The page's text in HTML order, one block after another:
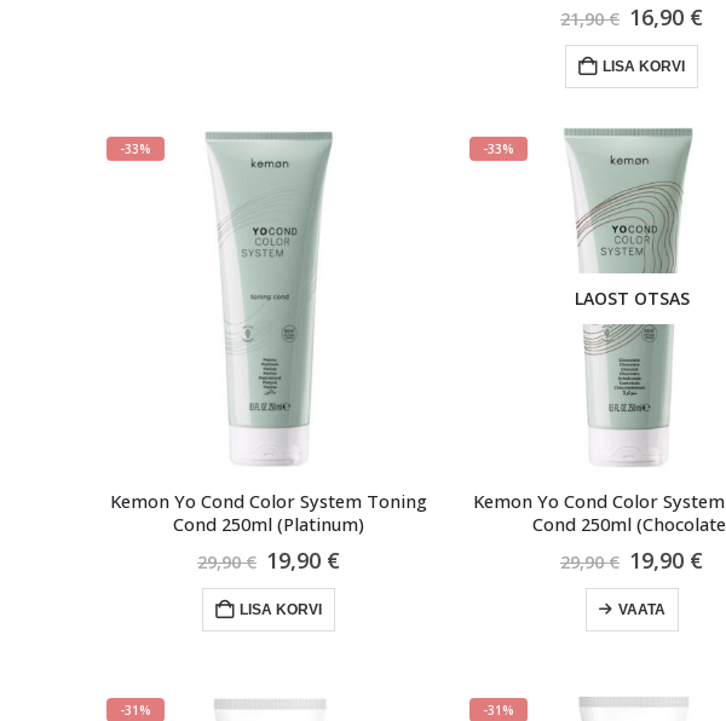
21,90€ Algne
hind
oli:
21,90 €.
16,90 €
LISA KORVI
-33%
Kemon Yo Cond Color System Toning
Cond 250ml (Platinum)
29,90€ Algne
hind
oli:
29,90 €.
19,90 €Praegune
LISA KORVI
-33%
LAOST OTSAS
Kemon Yo Cond Color
Cond 250ml
29,90€ Algne
hind
oli:
29,90 €.
19,90 €
VAATA
-31% -31%